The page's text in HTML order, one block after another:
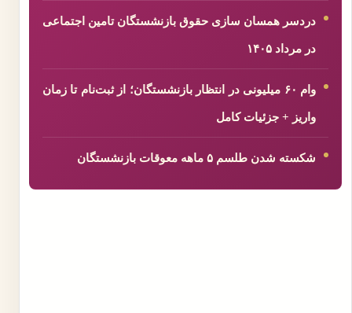
دردسر همسان سازی حقوق بازنشستگان تامین اجتماعی
در مرداد ۱۴۰۵
وام ۶۰ میلیونی در انتظار بازنشستگان؛ از ثبت‌نام تا زمان
واریز + جزئیات کامل
شکسته شدن طلسم ۵ ماهه معوقات بازنشستگان